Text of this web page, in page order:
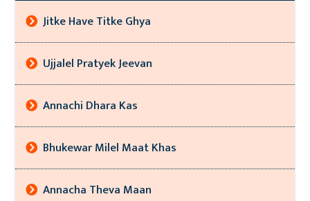
Jitke Have Titke Ghya
Ujjalel Pratyek Jeevan
Annachi Dhara Kas
Bhukewar Milel Maat Khas
Annacha Theva Maan